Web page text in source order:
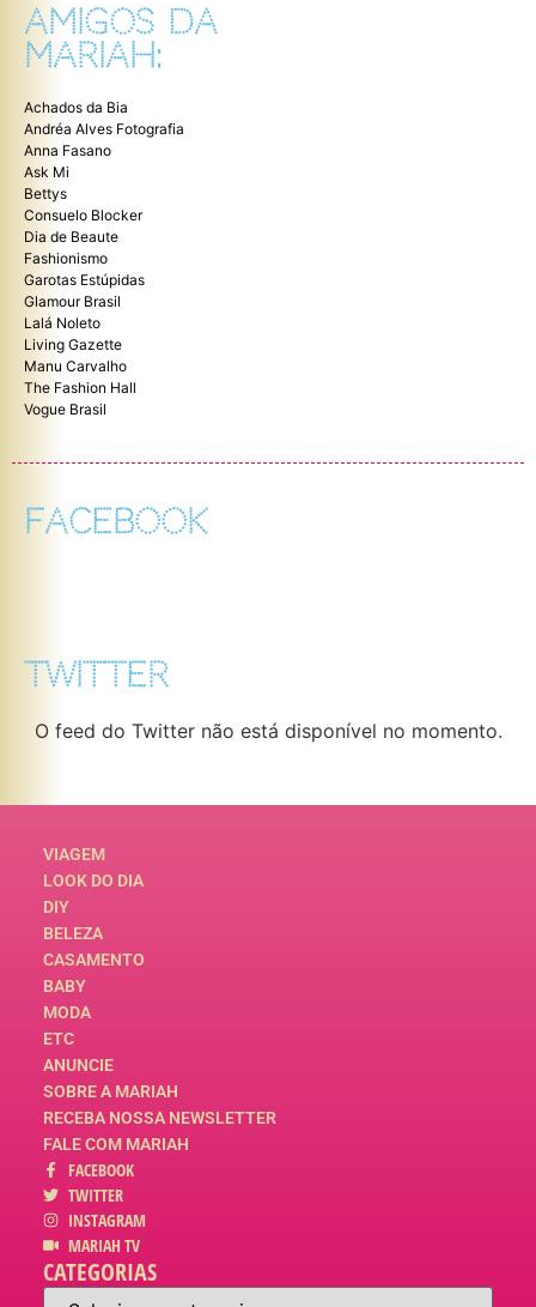
AMIGOS DA
MARIAH:
Achados da Bia
Andréa Alves Fotografia
Anna Fasano
Ask Mi
Bettys
Consuelo Blocker
Dia de Beaute
Fashionismo
Garotas Estúpidas
Glamour Brasil
Lalá Noleto
Living Gazette
Manu Carvalho
The Fashion Hall
Vogue Brasil
FACEBOOK
TWITTER
O feed do Twitter não está disponível no momento.
VIAGEM
LOOK DO DIA
DIY
BELEZA
CASAMENTO
BABY
MODA
ETC
ANUNCIE
SOBRE A MARIAH
RECEBA NOSSA NEWSLETTER
FALE COM MARIAH
FACEBOOK
TWITTER
INSTAGRAM
MARIAH TV
CATEGORIAS